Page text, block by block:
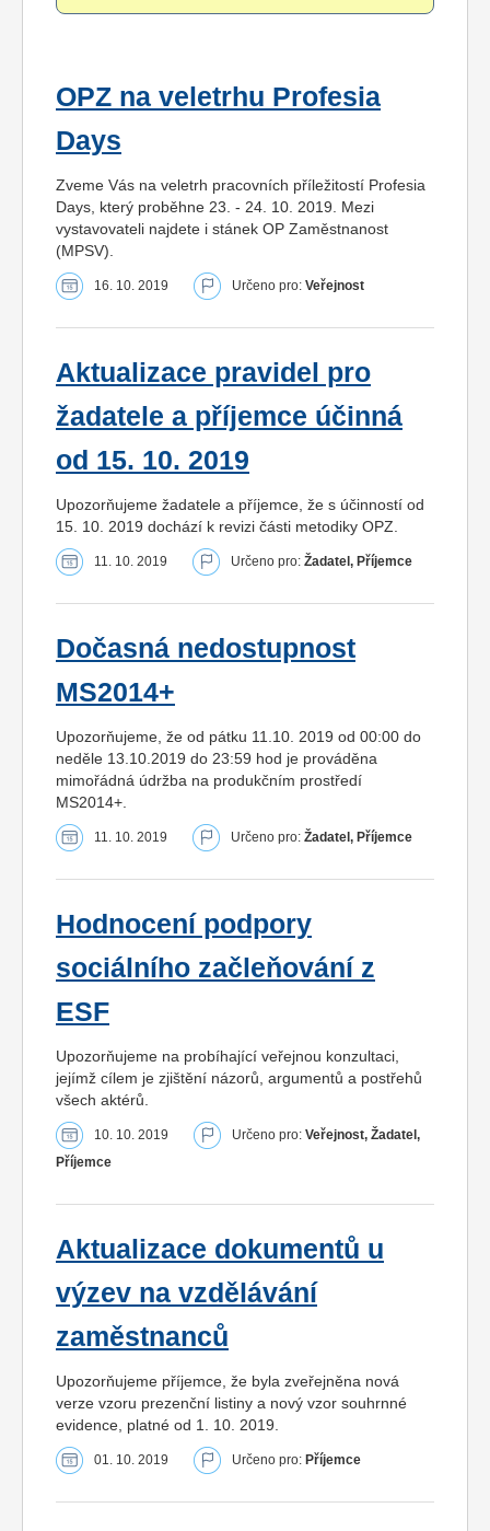
OPZ na veletrhu Profesia
Days
Zveme Vás na veletrh pracovních příležitostí Profesia
Days, který proběhne 23. - 24. 10. 2019. Mezi
vystavovateli najdete i stánek OP Zaměstnanost
(MPSV).
16. 10. 2019 Určeno pro: Veřejnost
Aktualizace pravidel pro
žadatele a příjemce účinná
od 15. 10. 2019
Upozorňujeme žadatele a příjemce, že s účinností od
15. 10. 2019 dochází k revizi části metodiky OPZ.
11. 10. 2019 Určeno pro: Žadatel, Příjemce
Dočasná nedostupnost
MS2014+
Upozorňujeme, že od pátku 11.10. 2019 od 00:00 do
neděle 13.10.2019 do 23:59 hod je prováděna
mimořádná údržba na produkčním prostředí
MS2014+.
11. 10. 2019 Určeno pro: Žadatel, Příjemce
Hodnocení podpory
sociálního začleňování z
ESF
Upozorňujeme na probíhající veřejnou konzultaci,
jejímž cílem je zjištění názorů, argumentů a postřehů
všech aktérů.
10. 10. 2019 Určeno pro: Veřejnost, Žadatel,
Příjemce
Aktualizace dokumentů u
výzev na vzdělávání
zaměstnanců
Upozorňujeme příjemce, že byla zveřejněna nová
verze vzoru prezenční listiny a nový vzor souhrnné
evidence, platné od 1. 10. 2019.
01. 10. 2019 Určeno pro: Příjemce